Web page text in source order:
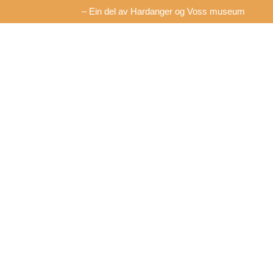
– Ein del av Hardanger og Voss museum